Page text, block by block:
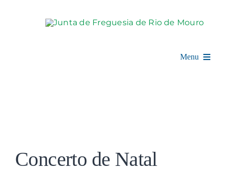
Menu
Balcão Digital
Larger
Image
Concerto de Natal